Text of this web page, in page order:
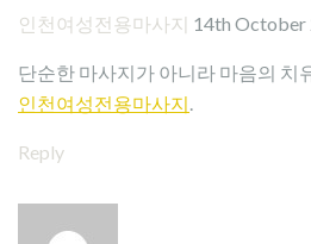
인천여성전용마사지 14th October
단순한 마사지가 아니라 마음의 치
인천여성전용마사지
Reply